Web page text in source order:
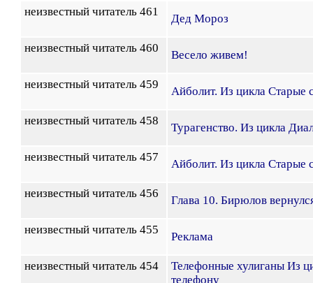
неизвестный читатель 461
Дед Мороз
неизвестный читатель 460
Весело живем!
неизвестный читатель 459
Айболит. Из цикла Старые
неизвестный читатель 458
Турагенство. Из цикла
неизвестный читатель 457
Айболит. Из цикла Старые
неизвестный читатель 456
Глава 10. Бирюлов
неизвестный читатель 455
Реклама
неизвестный читатель 454
Телефонные хулиганы Из
телефону